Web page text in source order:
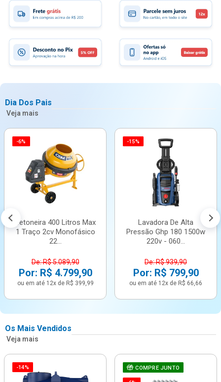
Dia Dos Pais
Veja mais
-6%
Betoneira 400 Litros Max
1 Traço 2cv Monofásico
22...
De: R$ 5.089,90
Por: R$ 4.799,90
ou em até 12x de R$ 399,99
-15%
Lavadora De Alta
Pressão Ghp 180 1500w
220v - 060...
De: R$ 939,90
Por: R$ 799,90
ou em até 12x de R$ 66,66
Os Mais Vendidos
Veja mais
-14% COMPRE JUNTO